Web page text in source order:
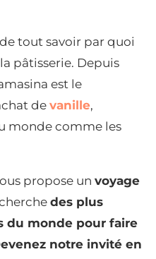
tout savoir par quoi
pâtisserie. Depuis
est le
de vanille,
monde comme les
propose un voyage
des plus
du monde pour faire
notre invité en